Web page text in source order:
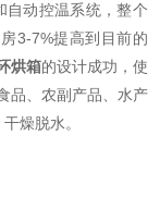
自动控温系统，整个
3-7%提高到目前的
烘箱的设计成功，使
品、农副产品、水产
燥脱水。